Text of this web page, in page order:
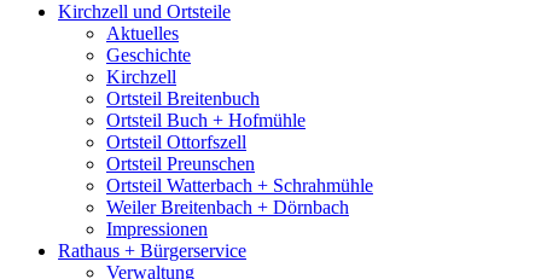
Kirchzell und Ortsteile
Aktuelles
Geschichte
Kirchzell
Ortsteil Breitenbuch
Ortsteil Buch + Hofmühle
Ortsteil Ottorfszell
Ortsteil Preunschen
Ortsteil Watterbach + Schrahmühle
Weiler Breitenbach + Dörnbach
Impressionen
Rathaus + Bürgerservice
Verwaltung